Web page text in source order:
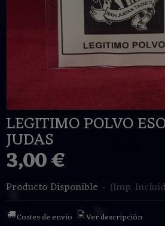
LEGITIMO POLVO
JUDAS
3,00 €
Producto Disponible - (Imp.
Costes de envío Ver descripción